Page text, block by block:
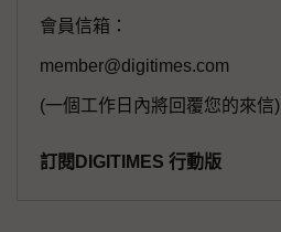
會員信箱：
member@digitimes.com
(一個工作日內將回覆您的來信)
訂閱DIGITIMES 行動版